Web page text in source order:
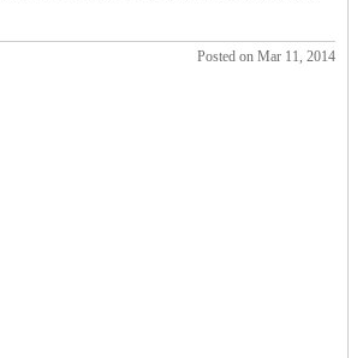
Posted on Mar 11, 2014